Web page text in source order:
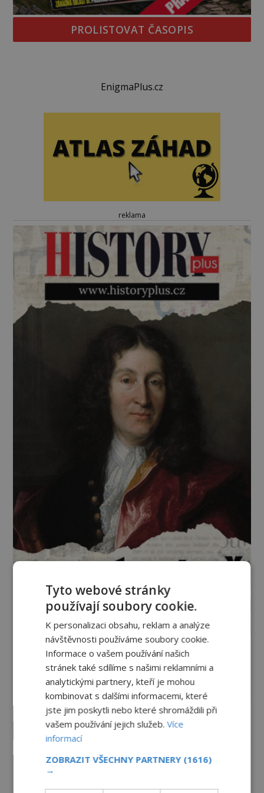
PROLISTOVAT ČASOPIS
EnigmaPlus.cz
reklama
Vesmír a technologie
Co zachycují tajemné snímky
Tyto webové stránky
používají soubory cookie.
K personalizaci obsahu, reklam a analýze
návštěvnosti používáme soubory cookie.
Informace o vašem používání našich
stránek také sdílíme s našimi reklamními a
analytickými partnery, kteří je mohou
kombinovat s dalšími informacemi, které
jste jim poskytli nebo které shromáždili při
vašem používání jejich služeb.Více
informací
ZOBRAZIT VŠECHNY PARTNERY (1616)
→